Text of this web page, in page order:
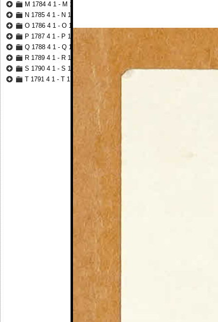
M 1784 4 1 - M 1785 3 31
N 1785 4 1 - N 1786 3 31
O 1786 4 1 - O 1787 3 31
P 1787 4 1 - P 1788 3 31
Q 1788 4 1 - Q 1789 3 31
R 1789 4 1 - R 1790 3 31
S 1790 4 1 - S 1791 3 31
T 1791 4 1 - T 1792 4 11